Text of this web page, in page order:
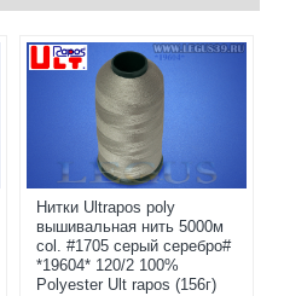
Нитки Ultrapos poly
вышивальная нить 5000м
col. #1705 серый серебро#
*19604* 120/2 100%
Polyester Ult rapos (156г)